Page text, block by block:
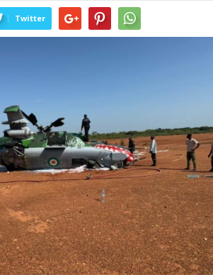
Twitter